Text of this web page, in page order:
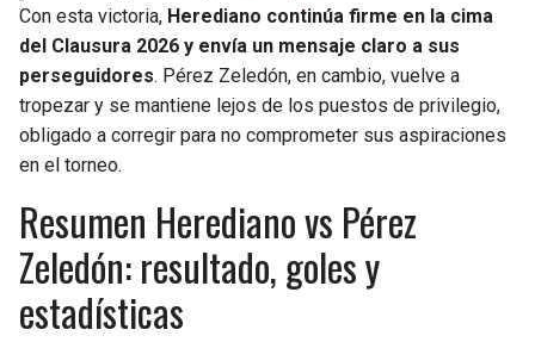
Con esta victoria, Herediano continúa firme en la cima
del Clausura 2026 y envía un mensaje claro a sus
perseguidores. Pérez Zeledón, en cambio, vuelve a
tropezar y se mantiene lejos de los puestos de privilegio,
obligado a corregir para no comprometer sus aspiraciones
en el torneo.
Resumen Herediano vs Pérez
Zeledón: resultado, goles y
estadísticas